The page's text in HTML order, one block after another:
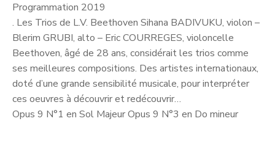
Programmation 2019
. Les Trios de L.V. Beethoven Sihana BADIVUKU, violon –
Blerim GRUBI, alto – Eric COURREGES, violoncelle
Beethoven, âgé de 28 ans, considérait les trios comme
ses meilleures compositions. Des artistes internationaux,
doté d’une grande sensibilité musicale, pour interpréter
ces oeuvres à découvrir et redécouvrir…
Opus 9 N°1 en Sol Majeur Opus 9 N°3 en Do mineur